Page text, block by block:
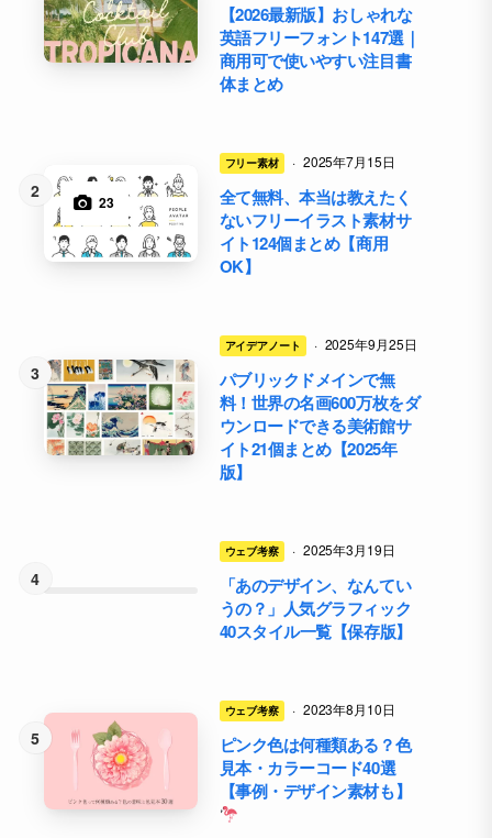
【2026最新版】おしゃれな
英語フリーフォント147選｜
商用可で使いやすい注目書
体まとめ
23
フリー素材 · 2025年7月15日
全て無料、本当は教えたく
ないフリーイラスト素材サ
イト124個まとめ【商用
OK】
アイデアノート · 2025年9月25日
パブリックドメインで無
料！世界の名画600万枚をダ
ウンロードできる美術館サ
イト21個まとめ【2025年
版】
ウェブ考察 · 2025年3月19日
「あのデザイン、なんてい
うの？」人気グラフィック
40スタイル一覧【保存版】
ウェブ考察 · 2023年8月10日
ピンク色は何種類ある？色
見本・カラーコード40選
【事例・デザイン素材も】